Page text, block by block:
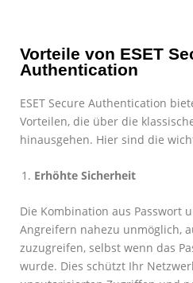
Vorteile von ESET
Authentication
ESET Secure Authentication
Vorteilen, die über die
hinausgehen. Hier sind die
Erhöhte Sicherheit
Die Kombination aus Passwort
Angreifern nahezu unmöglich,
zuzugreifen, selbst wenn das
wurde. Dies schützt Ihr